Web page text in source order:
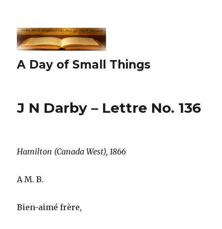
A Day of Small Things
J N Darby – Lettre No. 136
Hamilton (Canada West), 1866
A M. B.
Bien-aimé frère,